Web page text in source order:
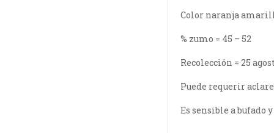
Color naranja
% zumo = 45 – 52
Recolección = 25
Puede requerir
Es sensible a bufado